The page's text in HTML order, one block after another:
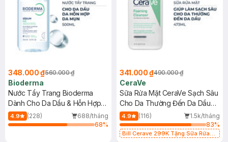
348.000 ₫560.000 ₫
Bioderma
Nước Tẩy Trang Bioderma
Dành Cho Da Dầu & Hỗn Hợp
500ml
4.9 (228)
688/tháng
68%
341.000 ₫490.000 ₫
CeraVe
Sữa Rửa Mặt CeraVe Sạch Sâu
Cho Da Thường Đến Da Dầu
473ml
4.9 (116)
1.5k/tháng
83%
Bill Cerave 299K Tặng Sữa Rửa